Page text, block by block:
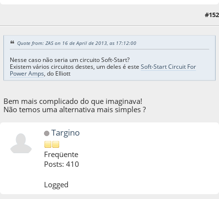
#152
Quote from: ZAS on 16 de April de 2013, as 17:12:00
Nesse caso não seria um circuito Soft-Start?
Existem vários circuitos destes, um deles é este Soft-Start Circuit For
Power Amps, do Elliott
Bem mais complicado do que imaginava!
Não temos uma alternativa mais simples ?
Targino
Freqüente
Posts: 410
Logged